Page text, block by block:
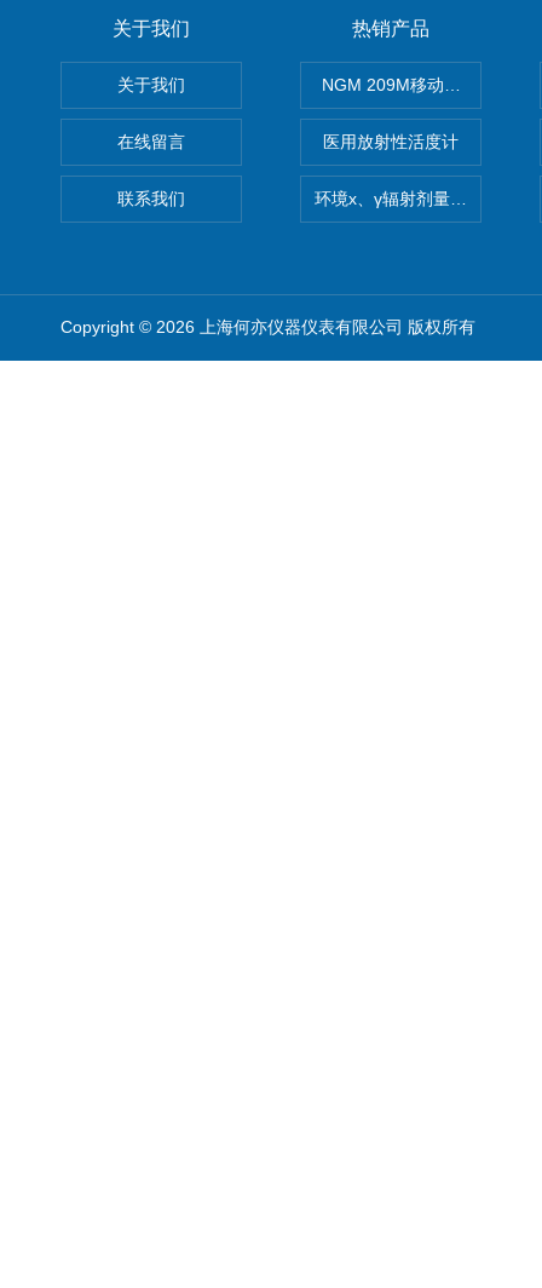
关于我们
关于我们
在线留言
联系我们
热销产品
NGM 209M移动式惰性气体
医用放射性活度计
环境x、γ辐射剂量率仪
Copyright © 2026 上海何亦仪器仪表有限公司 版权所有